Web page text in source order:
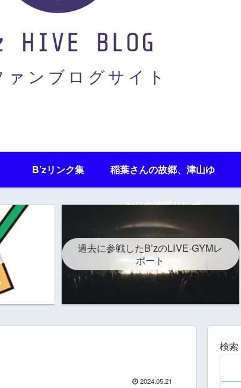
B’zリンク集 稲葉さんの故郷、津山ゆ
かりの地巡りレポ
過去に参戦したB’zのLIVE-GYMレ
ポート
2024.05.21
検索